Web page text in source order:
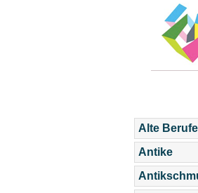
Alte Berufe
Antike